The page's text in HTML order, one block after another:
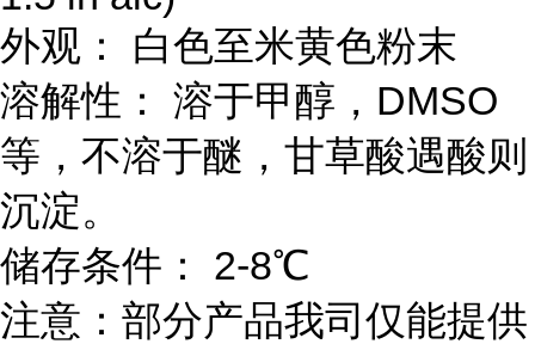
外观： 白色至米黄色粉末
溶解性： 溶于甲醇，DMSO
等，不溶于醚，甘草酸遇酸则
沉淀。
储存条件： 2-8℃
注意：部分产品我司仅能提供